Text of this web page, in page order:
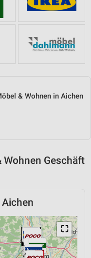
& Wohnen in Aichen
Wohnen Geschäft
⛶